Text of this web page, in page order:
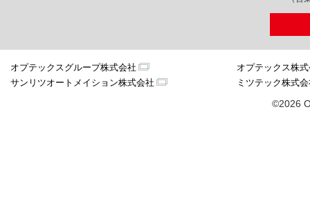
オプテックスグループ株式会社
オプテックス株
サンリツオートメイション株式会社
ミツテック株式
©2026